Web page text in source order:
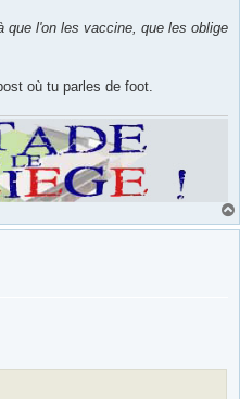
que l'on les vaccine, que les oblige
où tu parles de foot.